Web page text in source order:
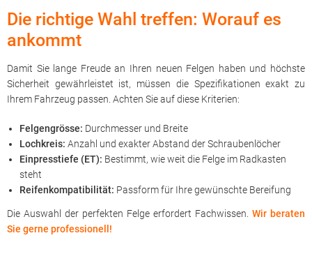
Die richtige Wahl treffen: Worauf es
ankommt
Damit Sie lange Freude an Ihren neuen Felgen haben und höchste
Sicherheit gewährleistet ist, müssen die Spezifikationen exakt zu
Ihrem Fahrzeug passen. Achten Sie auf diese Kriterien:
Felgengrösse: Durchmesser und Breite
Lochkreis: Anzahl und exakter Abstand der Schraubenlöcher
Einpresstiefe (ET): Bestimmt, wie weit die Felge im Radkasten
steht
Reifenkompatibilität: Passform für Ihre gewünschte Bereifung
Die Auswahl der perfekten Felge erfordert Fachwissen. Wir beraten
Sie gerne professionell!